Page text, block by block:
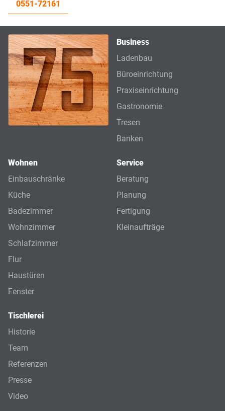
0551-72161
Business
Ladenbau
Büroeinrichtung
Praxiseinrichtung
Gastronomie
Tresen
Banken
Wohnen
Einbauschränke
Küche
Badezimmer
Wohnzimmer
Schlafzimmer
Flur
Haustüren
Fenster
Service
Beratung
Planung
Fertigung
Kleinaufträge
Tischlerei
Historie
Team
Referenzen
Presse
Video